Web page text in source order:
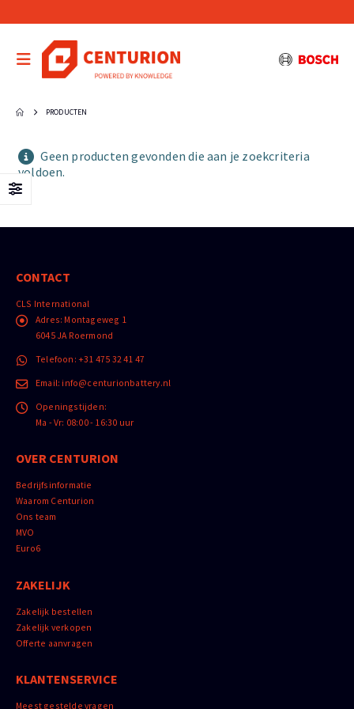
PRODUCTEN
Geen producten gevonden die aan je zoekcriteria
voldoen.
CONTACT
CLS International
Adres: Montageweg 1
6045 JA Roermond
Telefoon: +31 475 32 41 47
Email: info@centurionbattery.nl
Openingstijden:
Ma - Vr: 08:00 - 16:30 uur
OVER CENTURION
Bedrijfsinformatie
Waarom Centurion
Ons team
MVO
Euro6
ZAKELIJK
Zakelijk bestellen
Zakelijk verkopen
Offerte aanvragen
KLANTENSERVICE
Meest gestelde vragen